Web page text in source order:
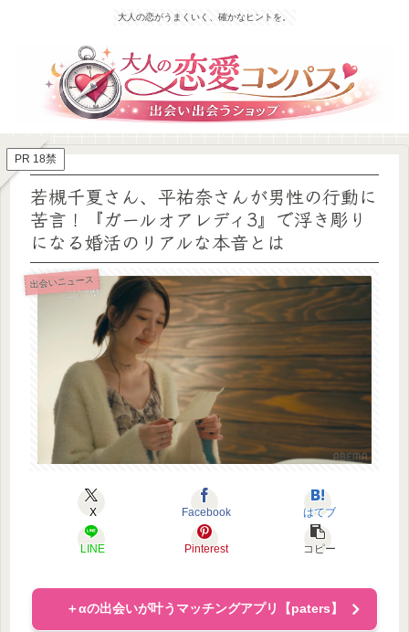
大人の恋がうまくいく、確かなヒントを。
PR 18禁
若槻千夏さん、平祐奈さんが男性の行動に
苦言！『ガールオアレディ3』で浮き彫り
になる婚活のリアルな本音とは
出会いニュース
X Facebook はてブ
LINE Pinterest コピー
＋αの出会いが叶うマッチングアプリ【paters】